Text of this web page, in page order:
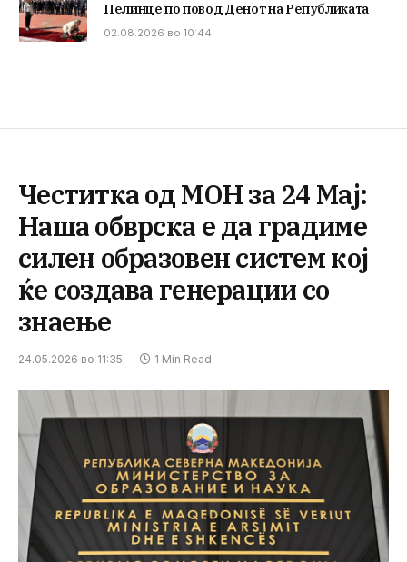
Пелинце по повод Денот на Републиката
02.08.2026 во 10:44
Честитка од МОН за 24 Мај:
Наша обврска е да градиме
силен образовен систем кој
ќе создава генерации со
знаење
24.05.2026 во 11:35 1 Min Read